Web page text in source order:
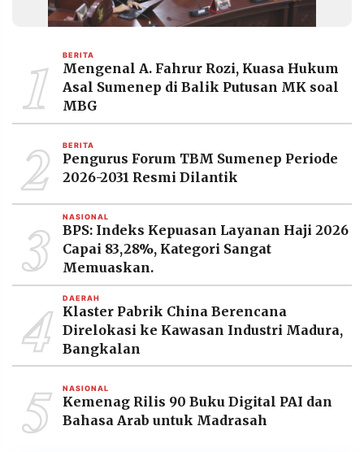
RESOLUSI
MEDIA
PRAMUDITA
©
Resolusi.co
2026
RESOLUSI
MEDIA
PRAMUDITA
1 BERITA
Mengenal A. Fahrur Rozi, Kuasa Hukum
Asal Sumenep di Balik Putusan MK soal
MBG
2 BERITA
Pengurus Forum TBM Sumenep Periode
2026-2031 Resmi Dilantik
3 NASIONAL
BPS: Indeks Kepuasan Layanan Haji 2026
Capai 83,28%, Kategori Sangat
Memuaskan.
4 DAERAH
Klaster Pabrik China Berencana
Direlokasi ke Kawasan Industri Madura,
Bangkalan
5 NASIONAL
Kemenag Rilis 90 Buku Digital PAI dan
Bahasa Arab untuk Madrasah